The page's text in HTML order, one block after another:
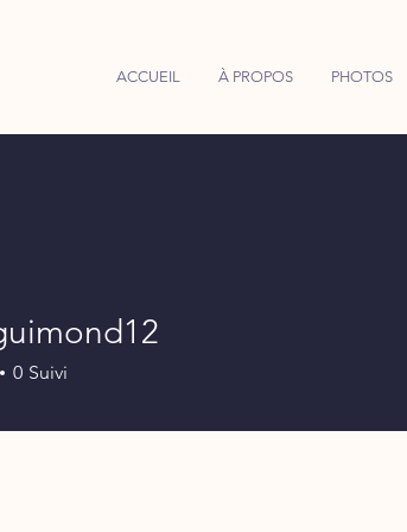
ACCUEIL À PROPOS PHOTOS
0 Suivi